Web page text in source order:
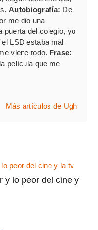
Autobiografía: De
me dio una
puerta del colegio, yo
LSD estaba mal
viene todo. Frase:
película que me
Más artículos de Ugh
y lo peor del cine y